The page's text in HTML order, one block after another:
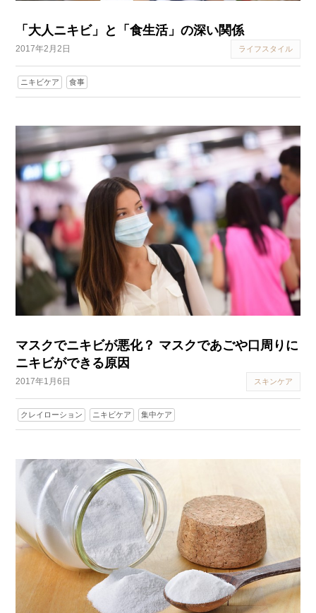
「大人ニキビ」と「食生活」の深い関係
2017年2月2日 ライフスタイル
ニキビケア 食事
マスクでニキビが悪化？ マスクであごや口周りに
ニキビができる原因
2017年1月6日 スキンケア
クレイローション ニキビケア 集中ケア